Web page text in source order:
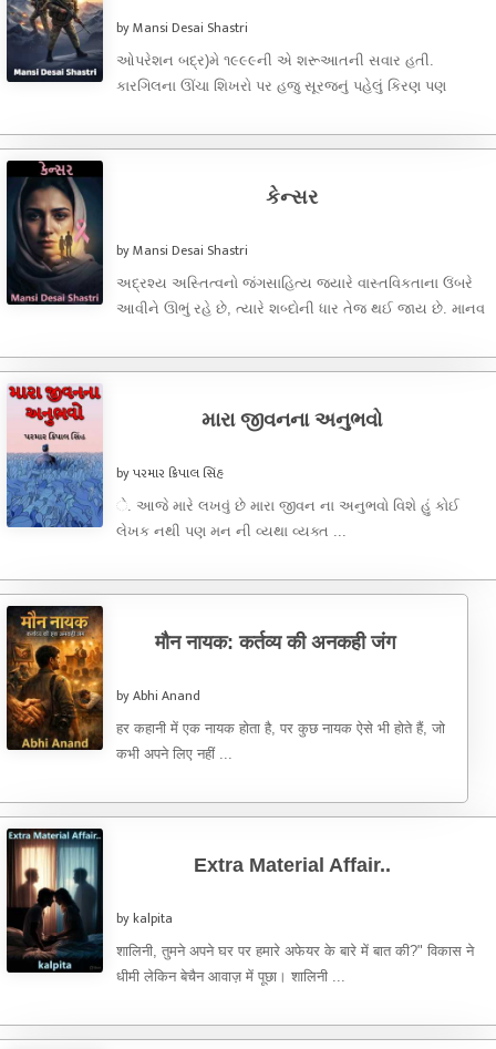
by Mansi Desai Shastri
ઓપરેશન બદ્ર) ​મે ૧૯૯૯ની એ શરૂઆતની સવાર હતી.
કારગિલના ઊંચા શિખરો પર હજુ સૂરજનું પહેલું કિરણ પણ
કેન્સર
by Mansi Desai Shastri
અદ્રશ્ય અસ્તિત્વનો જંગ ​સાહિત્ય જ્યારે વાસ્તવિકતાના ઉંબરે
આવીને ઊભું રહે છે, ત્યારે શબ્દોની ધાર તેજ થઈ જાય છે. માનવ
મારા જીવનના અનુભવો
by પરમાર ક્રિપાલ સિંહ
ે. આજે મારે લખવું છે મારા જીવન ના અનુભવો વિશે હું કોઈ
લેખક નથી પણ મન ની વ્યથા વ્યક્ત ...
मौन नायक: कर्तव्य की अनकही जंग
by Abhi Anand
हर कहानी में एक नायक होता है, पर कुछ नायक ऐसे भी होते हैं, जो
कभी अपने लिए नहीं ...
Extra Material Affair..
by kalpita
शालिनी, तुमने अपने घर पर हमारे अफेयर के बारे में बात की?" विकास ने
धीमी लेकिन बेचैन आवाज़ में पूछा। शालिनी ...